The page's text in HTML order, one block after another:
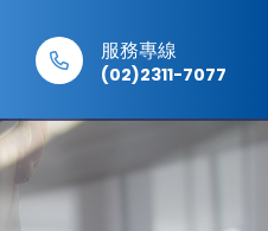
服務專線
(02)2311-7077